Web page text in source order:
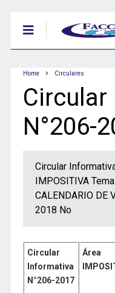
Home Circulares
N°206-
Circular
IMPOSITIVA
CALENDARIO DE
2018 No
Circular
Informativa
N°206-2017
Área